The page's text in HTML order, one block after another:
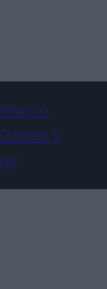
y